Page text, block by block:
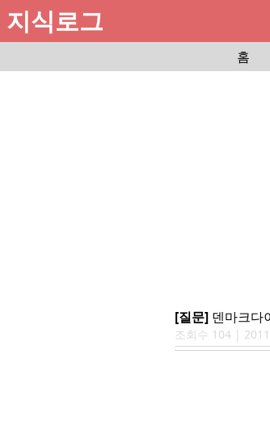
지식로그
홈
[질문] 덴마크다
조회수 104 |